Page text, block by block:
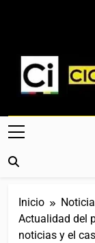
Web
Crónicas,
Inicio
Actualidad del
noticias y el